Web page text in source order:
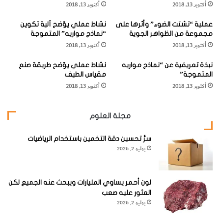
الضابط – أنتج قطعة إلكترونية متعددة الإستعمالات والتطبيقات.
ضُمن الترايود في دارات المكشاف الراديوي والمكبرات وكانت
هذه بذرة التطور المستقبلي للإرسال الإذاعي. ولهذا السبب يعرف
عند حدود ابتكاره الترايود، اذ سجل خلال حياته براءة اختراع ما
يربو على 300 اختراع من ضمن ابتكارات دي فورست طريقة
بواسطة الفاكسيميلي، الذي يعرف اليوم بالفاكس اختصاراً.
لكن استحقاقه للشهرة يستند بشكل رئيس غلى تطويره الإرسال
"ا
ي
"
ج
م
س
د
ا
ر
أكتوبر 13, 2018 أكتوبر 13, 2018
عملية “تشتت الضوء” وأثرها على
مجموعة من الظواهر الجوية
أكتوبر 13, 2018
نشاط عملي يوّضح آلية تكوين
“نماذج مواريه” المتموجة
أكتوبر 13, 2018
نبذة تعريفية عن “نماذج مواريه
المتموجة”
أكتوبر 13, 2018
نشاط عملي يوّضح طريقة صنع
مقياس الطيف
أكتوبر 13, 2018
مجلة العلوم
سرُّ تحسين دقة التخمين باستخدام الرياضيات
يوليو 2, 2026
لون أحمر يساوي المليارات ويبحث عنه الجميع لكن
العثور عليه صعب
يوليو 2, 2026